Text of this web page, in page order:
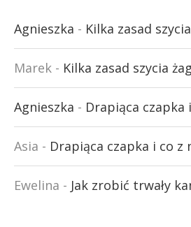
Agnieszka - Kilka zasad
Marek - Kilka zasad szycia
Agnieszka - Drapiąca czapka
Asia - Drapiąca czapka i co z
Ewelina - Jak zrobić trwały